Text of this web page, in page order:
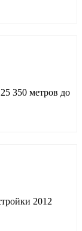
350 метров до
2012